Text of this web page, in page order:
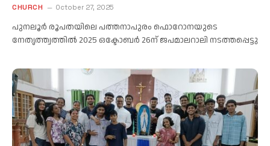
CHURCH October 27, 2025
പുനലൂർ രൂപതയിലെ പത്തനാപുരം ഫൊറോനയുടെ
നേതൃത്ത്വത്തിൽ 2025 ഒക്ടോബർ 26ന് ജപമാലറാലി നടത്തപ്പെട്ടു